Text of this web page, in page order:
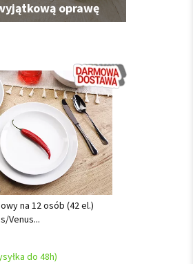
oprawę
na 12 osób (42 el.)
Venus...
do 48h)